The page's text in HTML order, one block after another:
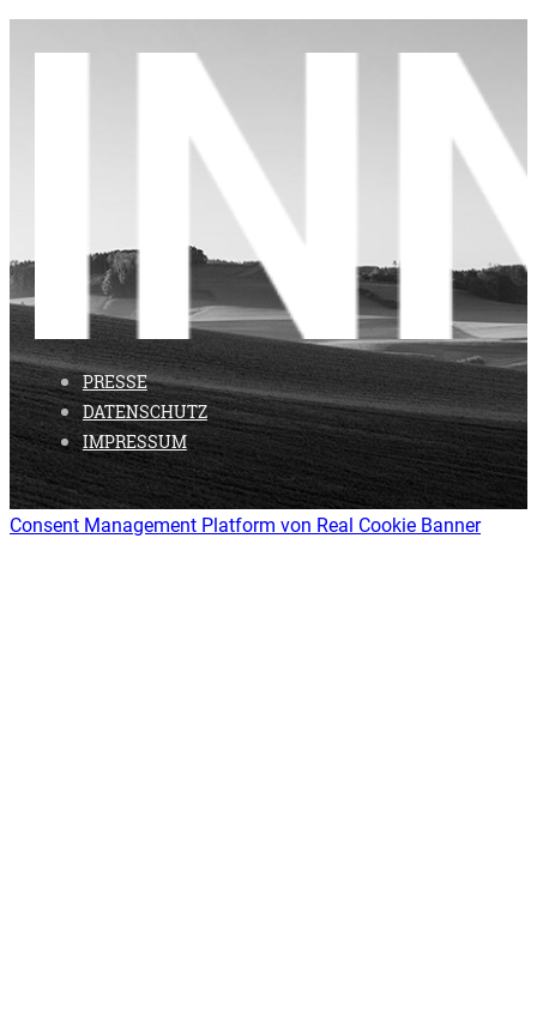
PRESSE
DATENSCHUTZ
IMPRESSUM
Consent Management Platform von Real Cookie Banner